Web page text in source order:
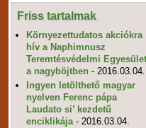
Friss tartalmak
Környezettudatos akciókra
hív a Naphimnusz
Teremtésvédelmi Egyesület
a nagyböjtben - 2016.03.04.
Ingyen letölthető magyar
nyelven Ferenc pápa
Laudato si’ kezdetű
enciklikája - 2016.03.04.